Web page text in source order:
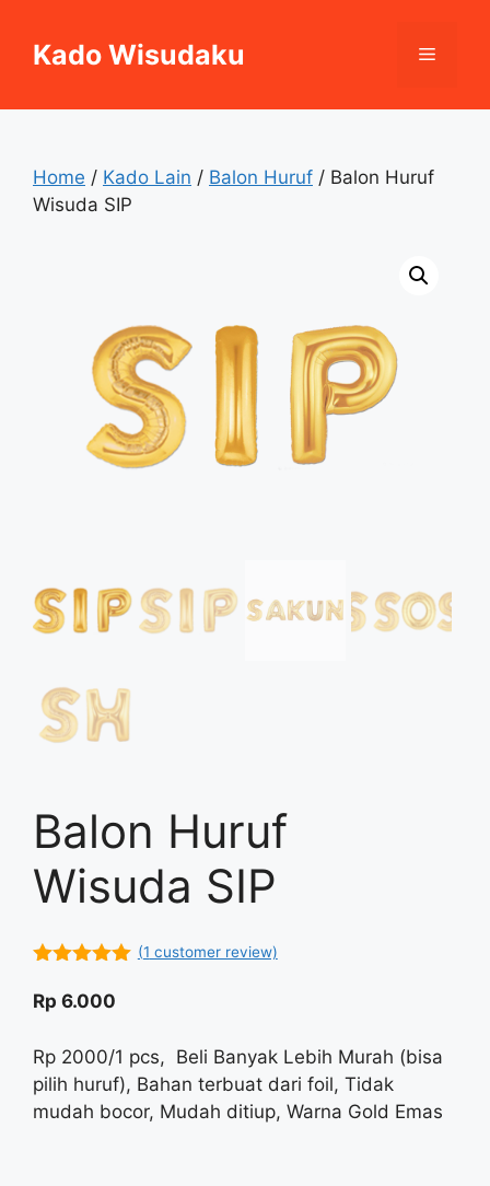
contentKado Wisudaku Menu
Home / Kado Lain / Balon Huruf / Balon Huruf
Wisuda SIP
Balon Huruf
Wisuda SIP
5
(1 customer review)
Rp 6.000
Rp 2000/1 pcs, Beli Banyak Lebih Murah (bisa
pilih huruf), Bahan terbuat dari foil, Tidak
mudah bocor, Mudah ditiup, Warna Gold Emas